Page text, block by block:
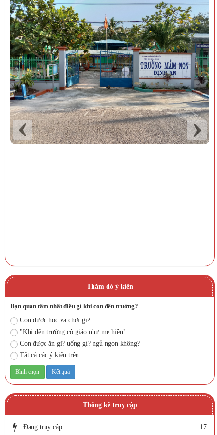
Thăm dò ý kiến
Bạn quan tâm nhất điều gì khi con đến trường?
Con được học và chơi gì?
"Khi đến trường cô giáo như mẹ hiền"
Con được ăn gì? uống gì? ngủ ngon không?
Tất cả các ý kiến trên
Thống kê truy cập
Đang truy cập 17